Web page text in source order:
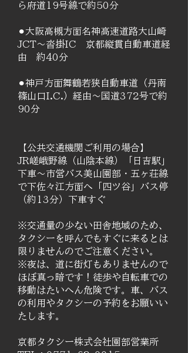
ら府道19号線で約50分
⚫︎大阪高槻方面名神高速道路大山崎
JCT～沓掛IC 京都縦貫自動車道経
由 約40分
⚫︎神戸方面舞鶴若狭自動車道（丹南
篠山口I.C.）経由～国道372号で約
90分
【公共交通機関ご利用の場合】
JR嵯峨野線（山陰本線）「日吉駅」
下車～市営バス美山園部・五ヶ荘線
で下佐々江方面へ「四ツ谷」バス停
（約13分）下車すぐ
​※交通量の少ない田舎地域のため、
タクシーを呼んでもすぐに来るとは
限りませんのでご注意ください。
​※夜は、道に街灯もありませんので
ほぼ真っ暗です！徒歩や自転車での
移動はたいへん危険です。車、バス
の利用やタクシーの予約をお願いい
たします。
京都タクシー株式会社園部営業所